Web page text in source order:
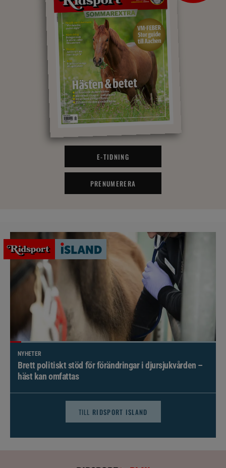
E-TIDNING
PRENUMERERA
NYHETER
Brett politiskt stöd för förändringar i djursjukvården –
häst kan omfattas
TILL RIDSPORT ISLAND